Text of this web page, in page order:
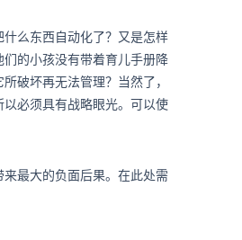
么东西自动化了？又是怎样
的小孩没有带着育儿手册降
破坏再无法管理？当然了，
必须具有战略眼光。可以使
最大的负面后果。在此处需